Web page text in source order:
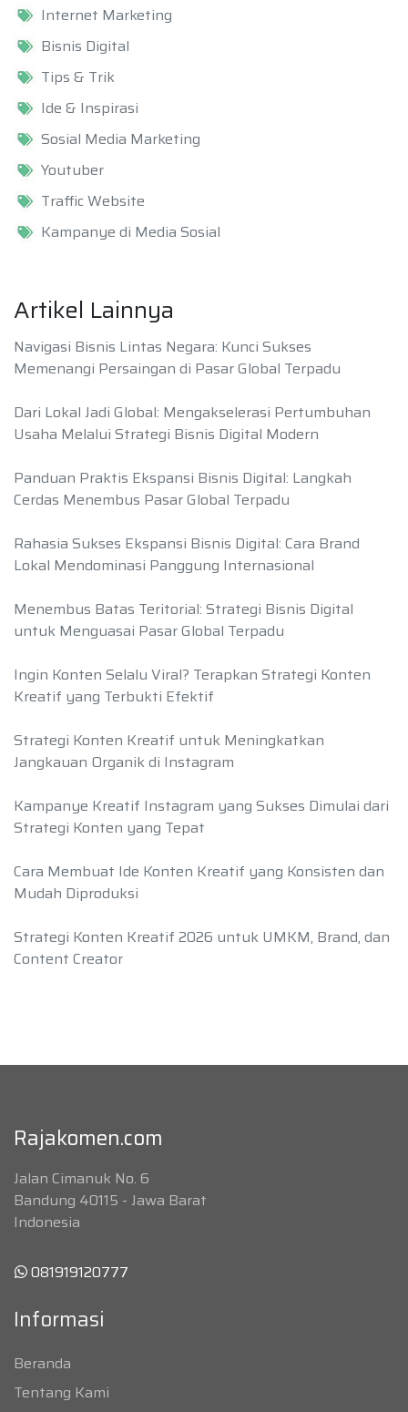
Internet Marketing
Bisnis Digital
Tips & Trik
Ide & Inspirasi
Sosial Media Marketing
Youtuber
Traffic Website
Kampanye di Media Sosial
Artikel Lainnya
Navigasi Bisnis Lintas Negara: Kunci Sukses
Memenangi Persaingan di Pasar Global Terpadu
Dari Lokal Jadi Global: Mengakselerasi Pertumbuhan
Usaha Melalui Strategi Bisnis Digital Modern
Panduan Praktis Ekspansi Bisnis Digital: Langkah
Cerdas Menembus Pasar Global Terpadu
Rahasia Sukses Ekspansi Bisnis Digital: Cara Brand
Lokal Mendominasi Panggung Internasional
Menembus Batas Teritorial: Strategi Bisnis Digital
untuk Menguasai Pasar Global Terpadu
Ingin Konten Selalu Viral? Terapkan Strategi Konten
Kreatif yang Terbukti Efektif
Strategi Konten Kreatif untuk Meningkatkan
Jangkauan Organik di Instagram
Kampanye Kreatif Instagram yang Sukses Dimulai dari
Strategi Konten yang Tepat
Cara Membuat Ide Konten Kreatif yang Konsisten dan
Mudah Diproduksi
Strategi Konten Kreatif 2026 untuk UMKM, Brand, dan
Content Creator
Rajakomen.com
Jalan Cimanuk No. 6
Bandung 40115 - Jawa Barat
Indonesia
081919120777
Informasi
Beranda
Tentang Kami